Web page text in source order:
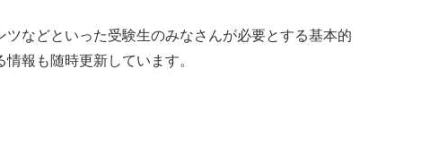
などといった受験生のみなさんが必要とする基本的
報も随時更新しています。